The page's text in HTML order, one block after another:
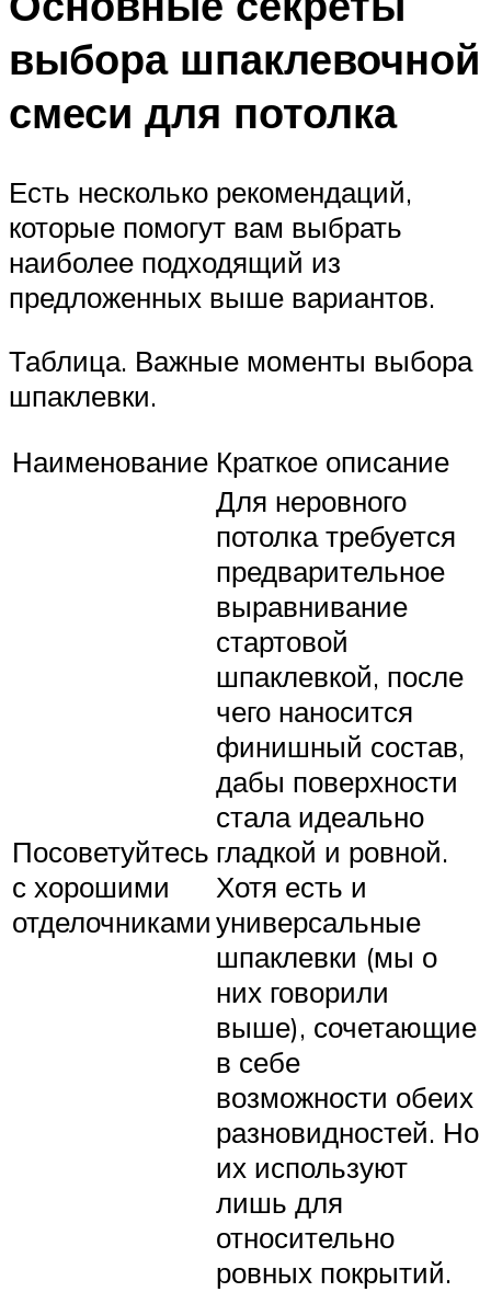
выбора шпаклевочной
смеси для потолка
Есть несколько рекомендаций,
которые помогут вам выбрать
наиболее подходящий из
предложенных выше вариантов.
Таблица. Важные моменты выбора
шпаклевки.
Наименование Краткое описание
Посоветуйтесь
с хорошими
отделочниками
Для неровного
потолка требуется
предварительное
выравнивание
стартовой
шпаклевкой, после
чего наносится
финишный состав,
дабы поверхности
стала идеально
гладкой и ровной.
Хотя есть и
универсальные
шпаклевки (мы о
них говорили
выше), сочетающие
в себе
возможности обеих
разновидностей. Но
их используют
лишь для
относительно
ровных покрытий.